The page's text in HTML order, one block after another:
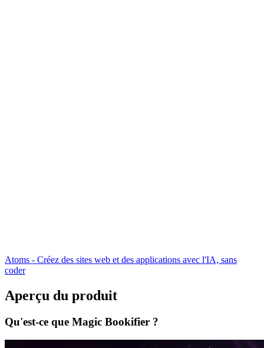
Atoms - Créez des sites web et des applications avec l'IA, sans
coder
Aperçu du produit
Qu'est-ce que Magic Bookifier ?